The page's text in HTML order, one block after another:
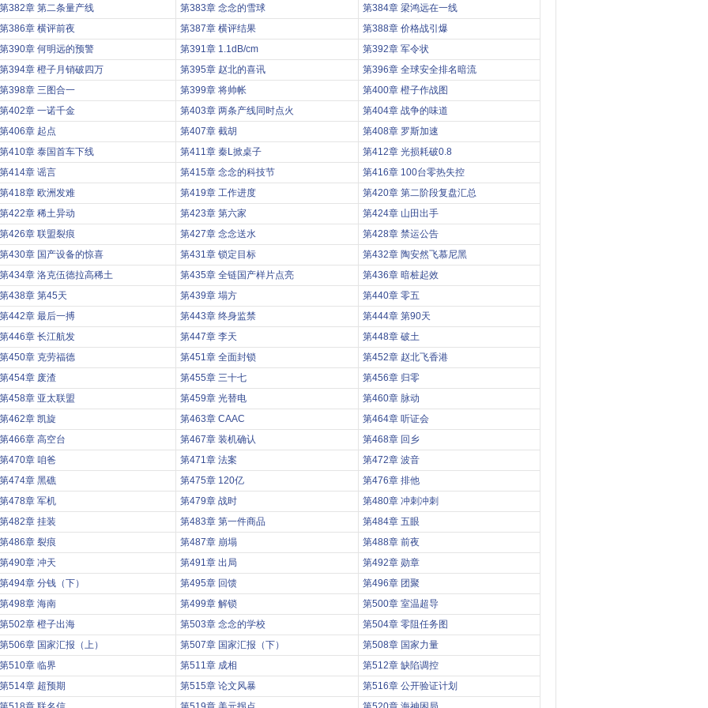
第382章 第二条量产线 第383章 念念的雪球
第384章 梁鸿远在一线
第386章 横评前夜
第387章 横评结果
第388章 价格战引爆
第390章 何明远的预警
第391章 1.1dB/cm
第392章 军令状
第394章 橙子月销破四万
第395章 赵北的喜讯
第396章 全球安全排名暗流
第398章 三图合一
第399章 将帅帐
第400章 橙子作战图
第402章 一诺千金
第403章 两条产线同时点火
第404章 战争的味道
第406章 起点
第407章 截胡
第408章 罗斯加速
第410章 泰国首车下线
第411章 秦L掀桌子
第412章 光损耗破0.8
第414章 谣言
第415章 念念的科技节
第416章 100台零热失控
第418章 欧洲发难
第419章 工作进度
第420章 第二阶段复盘汇总
第422章 稀土异动
第423章 第六家
第424章 山田出手
第426章 联盟裂痕
第427章 念念送水
第428章 禁运公告
第430章 国产设备的惊喜
第431章 锁定目标
第432章 陶安然飞慕尼黑
第434章 洛克伍德拉高稀土
第435章 全链国产样片点亮
第436章 暗桩起效
第438章 第45天
第439章 塌方
第440章 零五
第442章 最后一搏
第443章 终身监禁
第444章 第90天
第446章 长江航发
第447章 李天
第448章 破土
第450章 克劳福德
第451章 全面封锁
第452章 赵北飞香港
第454章 废渣
第455章 三十七
第456章 归零
第458章 亚太联盟
第459章 光替电
第460章 脉动
第462章 凯旋
第463章 CAAC
第464章 听证会
第466章 高空台
第467章 装机确认
第468章 回乡
第470章 咱爸
第471章 法案
第472章 波音
第474章 黑礁
第475章 120亿
第476章 排他
第478章 军机
第479章 战时
第480章 冲刺冲刺
第482章 挂装
第483章 第一件商品
第484章 五眼
第486章 裂痕
第487章 崩塌
第488章 前夜
第490章 冲天
第491章 出局
第492章 勋章
第494章 分钱（下）
第495章 回馈
第496章 团聚
第498章 海南
第499章 解锁
第500章 室温超导
第502章 橙子出海
第503章 念念的学校
第504章 零阻任务图
第506章 国家汇报（上）
第507章 国家汇报（下）
第508章 国家力量
第510章 临界
第511章 成相
第512章 缺陷调控
第514章 超预期
第515章 论文风暴
第516章 公开验证计划